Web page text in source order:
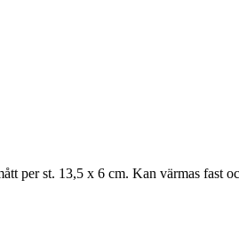
per st. 13,5 x 6 cm. Kan värmas fast